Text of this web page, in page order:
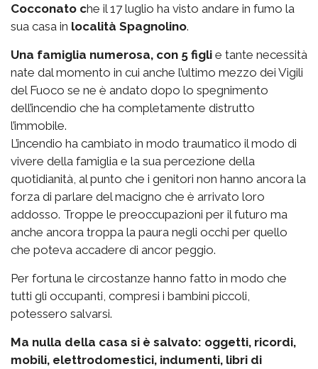
Cocconato che il 17 luglio ha visto andare in fumo la
sua casa in località Spagnolino.
Una famiglia numerosa, con 5 figli e tante necessità
nate dal momento in cui anche l’ultimo mezzo dei Vigili
del Fuoco se ne è andato dopo lo spegnimento
dell’incendio che ha completamente distrutto
l’immobile.
L’incendio ha cambiato in modo traumatico il modo di
vivere della famiglia e la sua percezione della
quotidianità, al punto che i genitori non hanno ancora la
forza di parlare del macigno che è arrivato loro
addosso. Troppe le preoccupazioni per il futuro ma
anche ancora troppa la paura negli occhi per quello
che poteva accadere di ancor peggio.
Per fortuna le circostanze hanno fatto in modo che
tutti gli occupanti, compresi i bambini piccoli,
potessero salvarsi.
Ma nulla della casa si è salvato: oggetti, ricordi,
mobili, elettrodomestici, indumenti, libri di